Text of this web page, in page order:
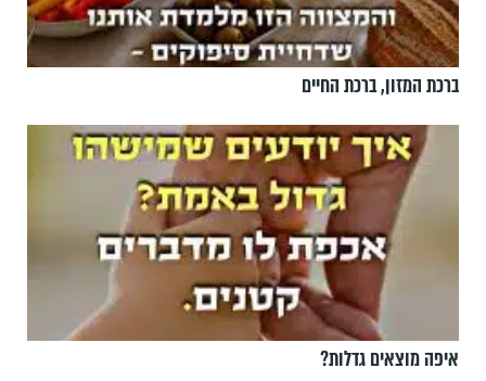
ברכת המזון, ברכת החיים
איפה מוצאים גדלות?